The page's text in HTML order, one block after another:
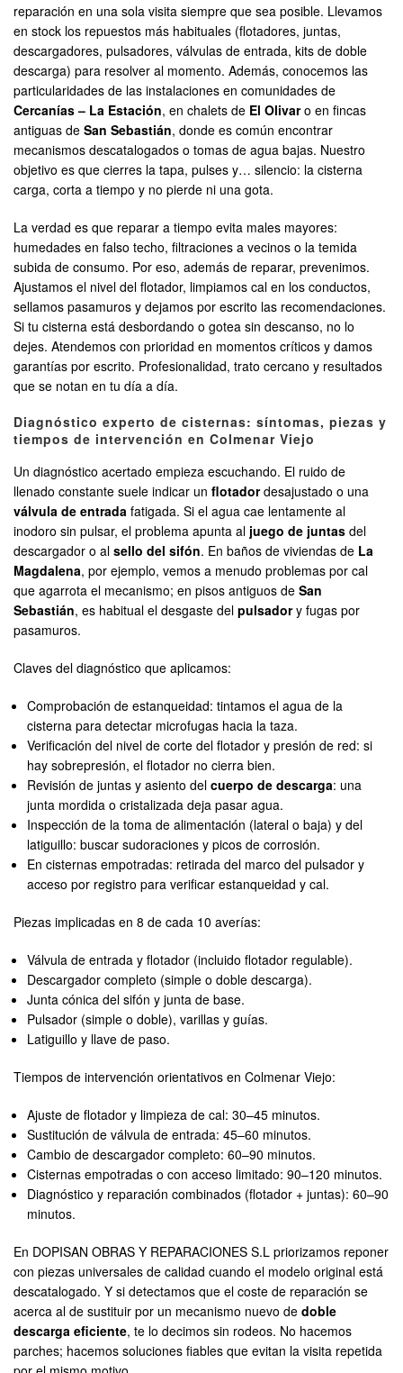
reparación en una sola visita siempre que sea posible. Llevamos
en stock los repuestos más habituales (flotadores, juntas,
descargadores, pulsadores, válvulas de entrada, kits de doble
descarga) para resolver al momento. Además, conocemos las
particularidades de las instalaciones en comunidades de
Cercanías – La Estación, en chalets de El Olivaro en fincas
antiguas de San Sebastián, donde es común encontrar
mecanismos descatalogados o tomas de agua bajas. Nuestro
objetivo es que cierres la tapa, pulses y… silencio: la cisterna
carga, corta a tiempo y no pierde ni una gota.
La verdad es que reparar a tiempo evita males mayores:
humedades en falso techo, filtraciones a vecinos o la temida
subida de consumo. Por eso, además de reparar, prevenimos.
Ajustamos el nivel del flotador, limpiamos cal en los conductos,
sellamos pasamuros y dejamos por escrito las recomendaciones.
Si tu cisterna está desbordando o gotea sin descanso, no lo
dejes. Atendemos con prioridad en momentos críticos y damos
garantías por escrito. Profesionalidad, trato cercano y resultados
que se notan en tu día a día.
Diagnóstico experto de cisternas: síntomas, piezas y
tiempos de intervención en Colmenar Viejo
Un diagnóstico acertado empieza escuchando. El ruido de
llenado constante suele indicar un flotadordesajustado o una
válvula de entrada fatigada. Si el agua cae lentamente al
inodoro sin pulsar, el problema apunta al juego de juntas del
descargador o al sello del sifón. En baños de viviendas de La
Magdalena, por ejemplo, vemos a menudo problemas por cal
que agarrota el mecanismo; en pisos antiguos de San
Sebastián, es habitual el desgaste del pulsadory fugas por
pasamuros.
Claves del diagnóstico que aplicamos:
Comprobación de estanqueidad: tintamos el agua de la
cisterna para detectar microfugas hacia la taza.
Verificación del nivel de corte del flotador y presión de red: si
hay sobrepresión, el flotador no cierra bien.
Revisión de juntas y asiento delcuerpo de descarga: una
junta mordida o cristalizada deja pasar agua.
Inspección de la toma de alimentación (lateral o baja) y del
latiguillo: buscar sudoraciones y picos de corrosión.
En cisternas empotradas: retirada del marco del pulsador y
acceso por registro para verificar estanqueidad y cal.
Piezas implicadas en 8 de cada 10 averías:
Válvula de entrada y flotador (incluido flotador regulable).
Descargador completo (simple o doble descarga).
Junta cónica del sifón y junta de base.
Pulsador (simple o doble), varillas y guías.
Latiguillo y llave de paso.
Tiempos de intervención orientativos en Colmenar Viejo:
Ajuste de flotador y limpieza de cal: 30–45 minutos.
Sustitución de válvula de entrada: 45–60 minutos.
Cambio de descargador completo: 60–90 minutos.
Cisternas empotradas o con acceso limitado: 90–120 minutos.
Diagnóstico y reparación combinados (flotador + juntas): 60–90
minutos.
En DOPISAN OBRAS Y REPARACIONES S.L priorizamos reponer
con piezas universales de calidad cuando el modelo original está
descatalogado. Y si detectamos que el coste de reparación se
acerca al de sustituir por un mecanismo nuevo de doble
descarga eficiente, te lo decimos sin rodeos. No hacemos
parches; hacemos soluciones fiables que evitan la visita repetida